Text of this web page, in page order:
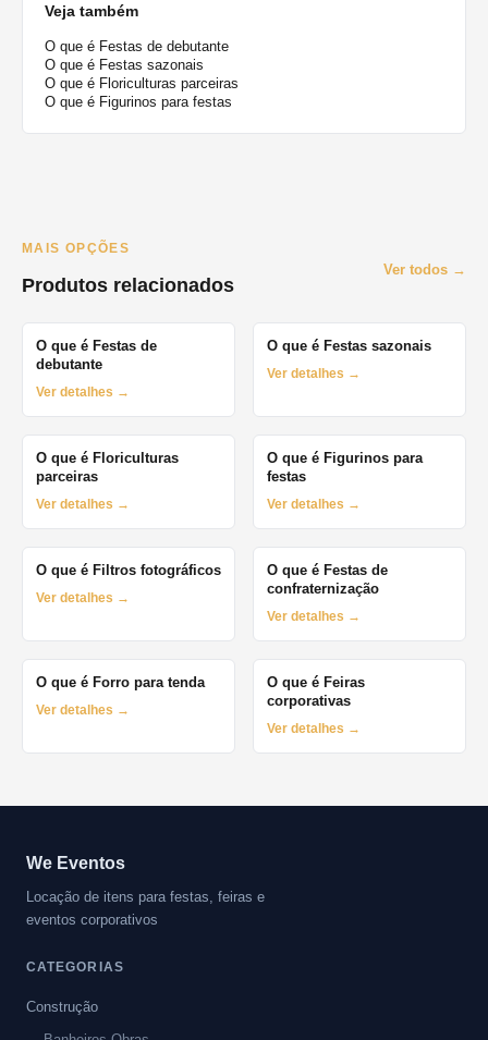
Veja também
O que é Festas de debutante
O que é Festas sazonais
O que é Floriculturas parceiras
O que é Figurinos para festas
MAIS OPÇÕES
Produtos relacionados
Ver todos →
O que é Festas de
debutante
Ver detalhes →
O que é Festas sazonais
Ver detalhes →
O que é Floriculturas
parceiras
Ver detalhes →
O que é Figurinos para
festas
Ver detalhes →
O que é Filtros fotográficos
Ver detalhes →
O que é Festas de
confraternização
Ver detalhes →
O que é Forro para tenda
Ver detalhes →
O que é Feiras
corporativas
Ver detalhes →
We Eventos
Locação de itens para festas, feiras e
eventos corporativos
CATEGORIAS
Construção